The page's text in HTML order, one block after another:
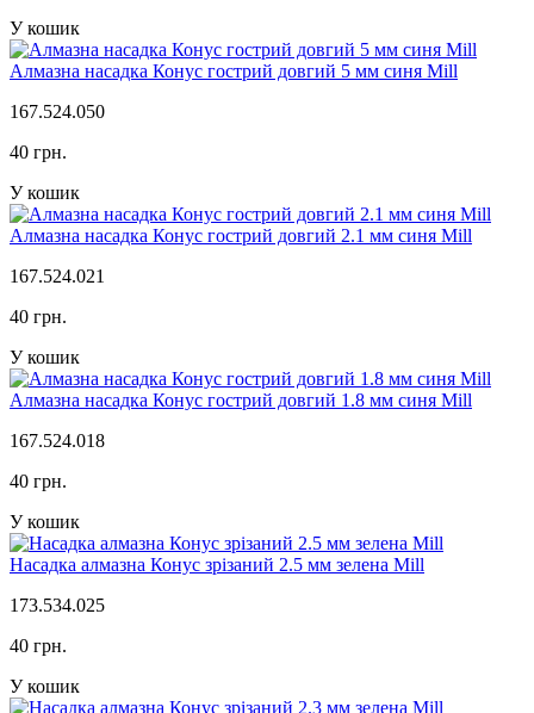
У кошик
Алмазна насадка Конус гострий довгий 5 мм синя Mill
167.524.050
40 грн.
У кошик
Алмазна насадка Конус гострий довгий 2.1 мм синя Mill
167.524.021
40 грн.
У кошик
Алмазна насадка Конус гострий довгий 1.8 мм синя Mill
167.524.018
40 грн.
У кошик
Насадка алмазна Конус зрізаний 2.5 мм зелена Mill
173.534.025
40 грн.
У кошик